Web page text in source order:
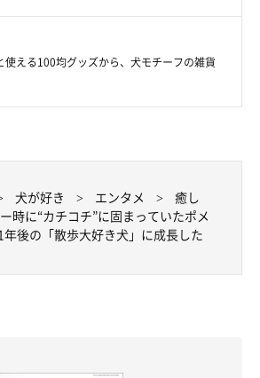
使える100均グッズから、犬モチーフの雑貨
犬が好き エンタメ
癒し
時に“カチコチ”に固まっていたポメ
後の「散歩大好き犬」に成長した